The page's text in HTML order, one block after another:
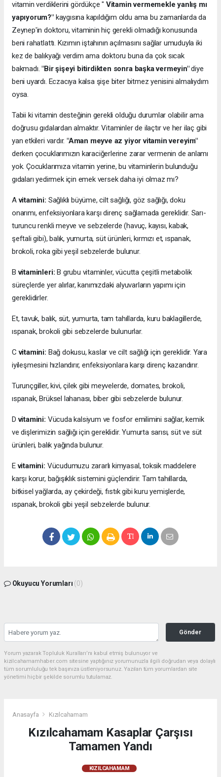
vitamin verdiklerini gördükçe " Vitamin vermemekle yanlış mı
yapıyorum?"kaygısına kapıldığım oldu ama bu zamanlarda da
Zeynep'in doktoru, vitaminin hiç gerekli olmadığı konusunda
beni rahatlattı. Kızımın iştahının açılmasını sağlar umuduyla iki
kez de balıkyağı verdim ama doktoru buna da çok sıcak
bakmadı."Bir şişeyi bitirdikten sonra başka vermeyin"diye
beni uyardı. Eczacıya kalsa şişe biter bitmez yenisini almalıydım
oysa.
Tabii ki vitamin desteğinin gerekli olduğu durumlar olabilir ama
doğrusu gıdalardan almaktır. Vitaminler de ilaçtır ve her ilaç gibi
yan etkileri vardır. "Aman meyve az yiyor vitamin vereyim"
derken çocuklarımızın karaciğerlerine zarar vermenin de anlamı
yok. Çocuklarımıza vitamin yerine, bu vitaminlerin bulunduğu
gıdaları yedirmek için emek versek daha iyi olmaz mı?
Avitamini: Sağlıklı büyüme, cilt sağlığı, göz sağlığı, doku
onarımı, enfeksiyonlara karşı direnç sağlamada gereklidir. Sarı-
turuncu renkli meyve ve sebzelerde (havuç, kayısı, kabak,
şeftali gibi), balık, yumurta, süt ürünleri, kırmızı et, ıspanak,
brokoli, roka gibi yeşil sebzelerde bulunur.
Bvitaminleri:B grubu vitaminler, vücutta çeşitli metabolik
süreçlerde yer alırlar, kanımızdaki alyuvarların yapımı için
gereklidirler.
Et, tavuk, balık, süt, yumurta, tam tahıllarda, kuru baklagillerde,
ıspanak, brokoli gibi sebzelerde bulunurlar.
Cvitamini: Bağ dokusu, kaslar ve cilt sağlığı için gereklidir. Yara
iyileşmesini hızlandırır, enfeksiyonlara karşı direnç kazandırır.
Turunçgiller, kivi, çilek gibi meyvelerde, domates, brokoli,
ıspanak, Brüksel lahanası, biber gibi sebzelerde bulunur.
Dvitamini: Vücuda kalsiyum ve fosfor emilimini sağlar, kemik
ve dişlerimizin sağlığı için gereklidir. Yumurta sarısı, süt ve süt
ürünleri, balık yağında bulunur.
Evitamini: Vücudumuzu zararlı kimyasal, toksik maddelere
karşı korur, bağışıklık sistemini güçlendirir. Tam tahıllarda,
bitkisel yağlarda, ay çekirdeği, fıstık gibi kuru yemişlerde,
ıspanak, brokoli gibi yeşil sebzelerde bulunur.
Okuyucu Yorumları (0)
Gönder
Yorum yazarak Topluluk Kuralları’nı kabul etmiş bulunuyor ve
kizilcahamamhaber.com sitesine yaptığınız yorumunuzla ilgili doğrudan veya dolaylı
tüm sorumluluğu tek başınıza üstleniyorsunuz. Yazılan tüm yorumlardan site
yönetimi hiçbir şekilde sorumlu tutulamaz.
Anasayfa Kızılcahamam
Kızılcahamam Kasaplar Çarşısı
Tamamen Yandı
KIZILCAHAMAM